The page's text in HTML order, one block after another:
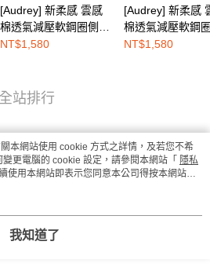
[Audrey] 新柔感 雲感
棉透氣減壓軟鋼圈側包
內衣-玫瑰奶茶
NT$1,580
[Audrey] 新柔感
棉透氣減壓軟鋼
衣-玫瑰奶茶
NT$1,580
全站排行
本網站使用 cookie 方式之詳情，及若您不希
更電腦的 cookie 設定，請參閱本網站「 隱私
使用本網站即表示您同意本公司得按本網站使
。
我知道了